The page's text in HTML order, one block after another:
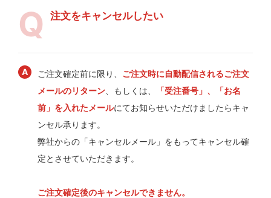
注文をキャンセルしたい
ご注文確定前に限り、 ご注文時に自動配信されるご注文
メールのリターン 、もしくは、
「受注番号」、「お名
前」を入れたメールにてお知らせいただけましたらキャ
ンセル承ります。
弊社からの「キャンセルメール」をもってキャンセル確
定とさせていただきます。
ご注文確定後のキャンセルできません。